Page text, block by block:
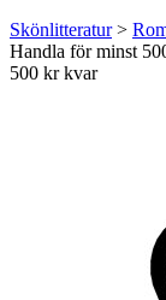
Skönlitteratur>
Handla för minst
500 kr kvar